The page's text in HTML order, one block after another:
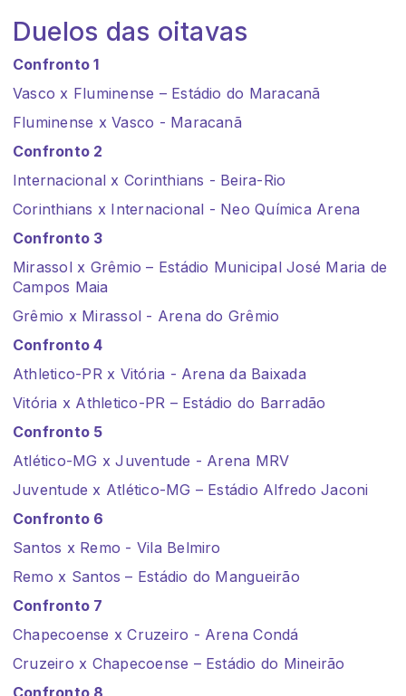
Duelos das oitavas
Confronto 1
Vasco x Fluminense – Estádio do Maracanã
Fluminense x Vasco - Maracanã
Confronto 2
Internacional x Corinthians - Beira-Rio
Corinthians x Internacional - Neo Química Arena
Confronto 3
Mirassol x Grêmio – Estádio Municipal José Maria de
Campos Maia
Grêmio x Mirassol - Arena do Grêmio
Confronto 4
Athletico-PR x Vitória - Arena da Baixada
Vitória x Athletico-PR – Estádio do Barradão
Confronto 5
Atlético-MG x Juventude - Arena MRV
Juventude x Atlético-MG – Estádio Alfredo Jaconi
Confronto 6
Santos x Remo - Vila Belmiro
Remo x Santos – Estádio do Mangueirão
Confronto 7
Chapecoense x Cruzeiro - Arena Condá
Cruzeiro x Chapecoense – Estádio do Mineirão